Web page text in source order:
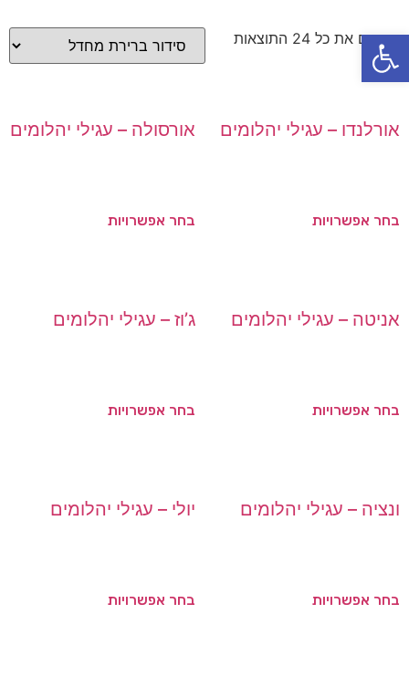
מציגים את כל ⁦24⁩ התוצאות
אורלנדו – עגילי יהלומים
בחר אפשרויות
אורסולה – עגילי יהלומים
בחר אפשרויות
אניטה – עגילי יהלומים
בחר אפשרויות
ג’וז – עגילי יהלומים
בחר אפשרויות
ונציה – עגילי יהלומים
בחר אפשרויות
יולי – עגילי יהלומים
בחר אפשרויות
פתח סרגל נגישות